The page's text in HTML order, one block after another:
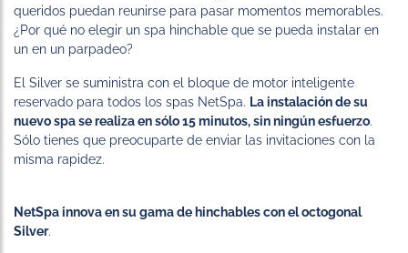
queridos puedan reunirse para pasar momentos memorables.
¿Por qué no elegir un spa hinchable que se pueda instalar en
un en un parpadeo?
El Silver se suministra con el bloque de motor inteligente
reservado para todos los spas NetSpa. La instalación de su
nuevo spa se realiza en sólo 15 minutos, sin ningún esfuerzo.
Sólo tienes que preocuparte de enviar las invitaciones con la
misma rapidez.
NetSpa innova en su gama de hinchables con el octogonal
Silver.